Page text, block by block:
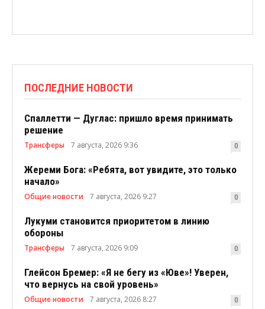
ПОСЛЕДНИЕ НОВОСТИ
Спаллетти — Дуглас: пришло время принимать
решение
Трансферы 7 августа, 2026 9:36 0
Жереми Бога: «Ребята, вот увидите, это только
начало»
Общие новости 7 августа, 2026 9:27 0
Лукуми становится приоритетом в линию
обороны
Трансферы 7 августа, 2026 9:09 0
Глейсон Бремер: «Я не бегу из «Юве»! Уверен,
что вернусь на свой уровень»
Общие новости 7 августа, 2026 8:27 0